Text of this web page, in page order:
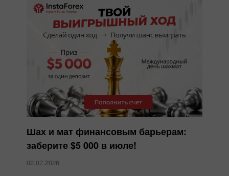
Шах и мат финансовым барьерам:
заберите $5 000 в июле!
02.07.2026